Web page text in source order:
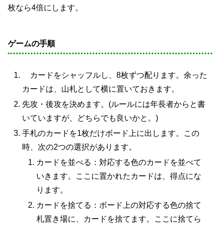
枚なら4倍にします。
ゲームの手順
カードをシャッフルし、8枚ずつ配ります。余った
カードは、山札として横に置いておきます。
先攻・後攻を決めます。(ルールには年長者からと書
いていますが、どちらでも良いかと。)
手札のカードを1枚だけボード上に出します。この
時、次の2つの選択があります。
カードを並べる：対応する色のカードを並べて
いきます。ここに置かれたカードは、得点にな
ります。
カードを捨てる：ボード上の対応する色の捨て
札置き場に、カードを捨てます。ここに捨てら